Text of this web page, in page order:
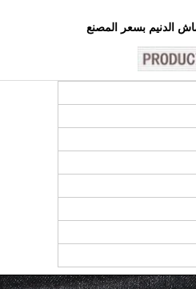
الدنيم بسعر المصنع